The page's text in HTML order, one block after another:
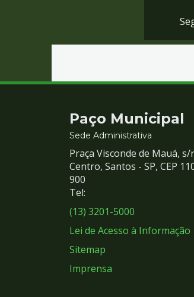
Contato
e
Redes
Sociais
Paço Municipal
Sede Administrativa
Praça Visconde de Mauá, s/
Centro, Santos - SP, CEP
900
Tel:
(13) 3201-5000
Lei de Acesso à Informação
Sitemap
Imprensa